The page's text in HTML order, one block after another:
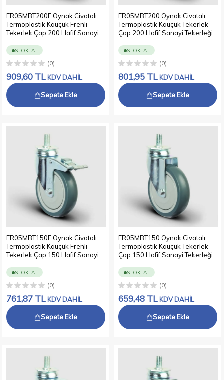
ER05MBT200F Oynak Civatalı
Termoplastik Kauçuk Frenli
Tekerlek Çap:200 Hafif Sanayi
Bilya Rulmanlı Polipropilen Üzeri
Termoplastik Kauçuk Kaplı Gri
Teker
STOKTA
(0)
909,60 TL KDV DAHİL
Sepete Ekle
ER05MBT200 Oynak Civatalı
Termoplastik Kauçuk Tekerlek
Çap:200 Hafif Sanayi Tekerleği
Rulmanlı Polipropilen Üzeri
Termoplastik Kauçuk Kaplı Gri
Teker
STOKTA
(0)
801,95 TL KDV DAHİL
Sepete Ekle
ER05MBT150F Oynak Civatalı
Termoplastik Kauçuk Frenli
Tekerlek Çap:150 Hafif Sanayi
Bilya Rulmanlı Polipropilen Üzeri
Termoplastik Kauçuk Kaplı Gri
Teker
STOKTA
(0)
761,87 TL KDV DAHİL
Sepete Ekle
ER05MBT150 Oynak Civatalı
Termoplastik Kauçuk Tekerlek
Çap:150 Hafif Sanayi Tekerleği
Rulmanlı Polipropilen Üzeri
Termoplastik Kauçuk Kaplı Gri
Teker
STOKTA
(0)
659,48 TL KDV DAHİL
Sepete Ekle